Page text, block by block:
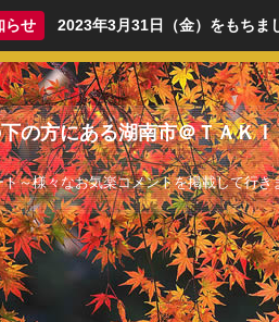
らせ 2023年3月31日（金）をもちま
の方にある湖南市＠ＴＡＫＩ
ト～様々なお気楽コメントを掲載して行き